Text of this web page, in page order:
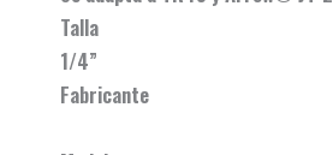
Talla
1/4”
Fabricante